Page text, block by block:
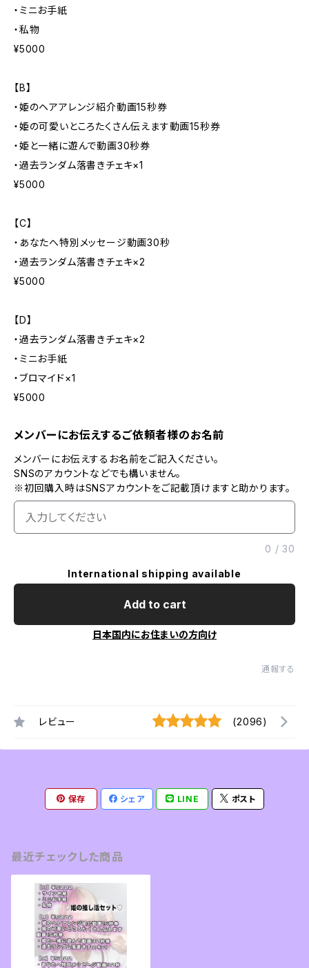
・ミニお手紙
・私物
¥5000
【B】
・姫のヘアアレンジ紹介動画15秒券
・姫の可愛いところたくさん伝えます動画15秒券
・姫と一緒に遊んで動画30秒券
・過去ランダム落書きチェキ×1
¥5000
【C】
・あなたへ特別メッセージ動画30秒
・過去ランダム落書きチェキ×2
¥5000
【D】
・過去ランダム落書きチェキ×2
・ミニお手紙
・ブロマイド×1
¥5000
メンバーにお伝えするご依頼者様のお名前
メンバーにお伝えするお名前をご記入ください。
SNSのアカウントなどでも構いません。
※初回購入時はSNSアカウントをご記載頂けますと助かります。
0 /30
International shipping available
Add to cart
日本国内にお住まいの方向け
通報する
レビュー (2096)
保存 シェア LINE ポスト
最近チェックした商品